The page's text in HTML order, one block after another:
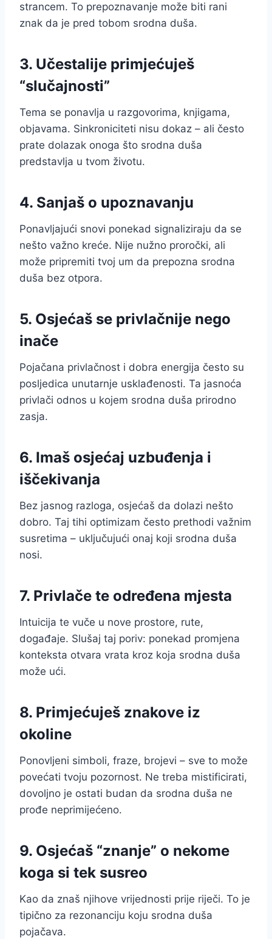
strancem. To prepoznavanje može biti rani
znak da je pred tobom srodna duša.
3. Učestalije primjećuješ
“slučajnosti”
Tema se ponavlja u razgovorima, knjigama,
objavama. Sinkroniciteti nisu dokaz – ali često
prate dolazak onoga što srodna duša
predstavlja u tvom životu.
4. Sanjaš o upoznavanju
Ponavljajući snovi ponekad signaliziraju da se
nešto važno kreće. Nije nužno proročki, ali
može pripremiti tvoj um da prepozna srodna
duša bez otpora.
5. Osjećaš se privlačnije nego
inače
Pojačana privlačnost i dobra energija često su
posljedica unutarnje usklađenosti. Ta jasnoća
privlači odnos u kojem srodna duša prirodno
zasja.
6. Imaš osjećaj uzbuđenja i
iščekivanja
Bez jasnog razloga, osjećaš da dolazi nešto
dobro. Taj tihi optimizam često prethodi važnim
susretima – uključujući onaj koji srodna duša
nosi.
7. Privlače te određena mjesta
Intuicija te vuče u nove prostore, rute,
događaje. Slušaj taj poriv: ponekad promjena
konteksta otvara vrata kroz koja srodna duša
može ući.
8. Primjećuješ znakove iz
okoline
Ponovljeni simboli, fraze, brojevi – sve to može
povećati tvoju pozornost. Ne treba mistificirati,
dovoljno je ostati budan da srodna duša ne
prođe neprimijećeno.
9. Osjećaš “znanje” o nekome
koga si tek susreo
Kao da znaš njihove vrijednosti prije riječi. To je
tipično za rezonanciju koju srodna duša
pojačava.